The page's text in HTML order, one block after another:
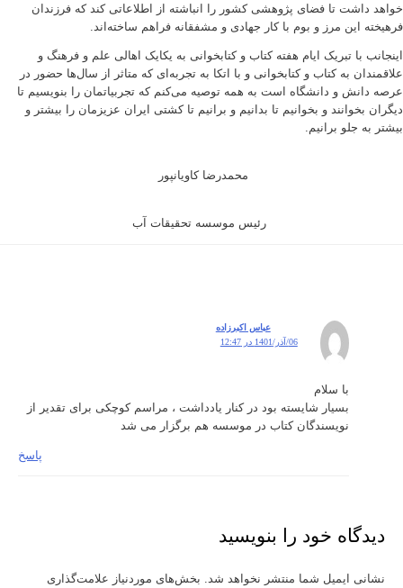
خواهد داشت تا فضای پژوهشی کشور را انباشته از اطلاعاتی کند که فرزندان
فرهیخته این مرز و بوم با کار جهادی و مشفقانه فراهم ساخته‌اند.
اینجانب با تبریک ایام هفته کتاب و کتابخوانی به یکایک اهالی علم و فرهنگ و
علاقمندان به کتاب و کتابخوانی و با اتکا به تجربه‌ای که متاثر از سال‌ها حضور در
عرصه دانش و دانشگاه است به همه توصیه می‌کنم که تجربیاتمان را بنویسیم تا
دیگران بخوانند و بخوانیم تا بدانیم و برانیم تا کشتی ایران عزیزمان را بیشتر و
بیشتر به جلو برانیم.
محمدرضا کاویانپور
رئیس موسسه تحقیقات آب
عباس اکبرزاده
06/آذر/1401 در 12:47
با سلام
بسیار شایسته بود در کنار یادداشت ، مراسم کوچکی برای تقدیر از
نویسندگان کتاب در موسسه هم برگزار می شد
پاسخ
دیدگاه‌ خود را بنویسید
نشانی ایمیل شما منتشر نخواهد شد.
بخش‌های موردنیاز علامت‌گذاری